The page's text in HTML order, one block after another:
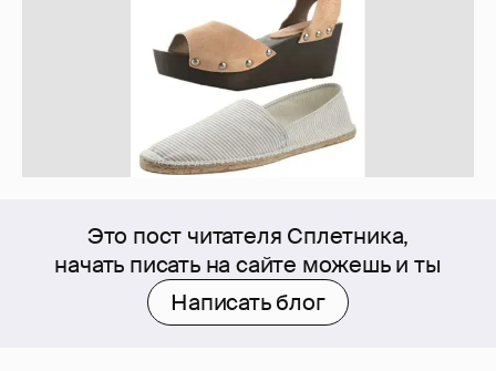
Это пост читателя Сплетника,
начать писать на сайте можешь и ты
Написать блог